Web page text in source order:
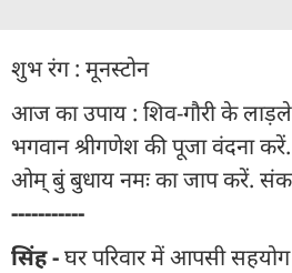
शुभ रंग : मूनस्टोन
आज का उपाय : शिव-गौरी के
भगवान श्रीगणेश की पूजा वंदना
ओम् बुं बुधाय नमः का जाप करें.
-----------
सिंह -घर परिवार में आपसी